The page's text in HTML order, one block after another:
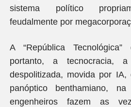
sistema político
feudalmente por
A “República
portanto, a tecnocracia,
despolitizada, movida por IA,
panóptico benthamiano,
engenheiros fazem as